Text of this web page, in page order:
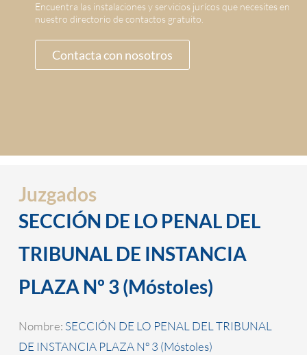
Encuentra las instalaciones y servicios jurícos que necesites en
nuestro directorio de contactos gratuito.
Contacta con nosotros
Juzgados
SECCIÓN DE LO PENAL DEL
TRIBUNAL DE INSTANCIA
PLAZA Nº 3 (Móstoles)
Nombre: SECCIÓN DE LO PENAL DEL TRIBUNAL
DE INSTANCIA PLAZA Nº 3 (Móstoles)